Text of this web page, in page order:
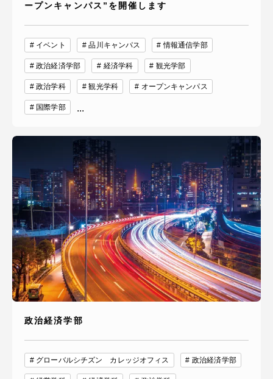
ープンキャンパス”を開催します
イベント 品川キャンパス 情報通信学部
政治経済学部 経済学科 観光学部
政治学科 観光学科 オープンキャンパス
国際学部 ...
政治経済学部
グローバルシチズン カレッジオフィス 政治経済学部